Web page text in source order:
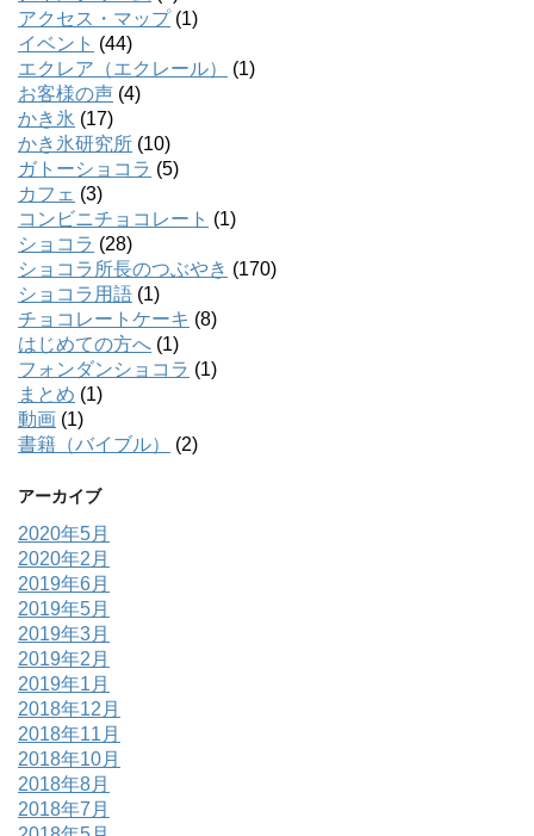
アクセス・マップ(1)
イベント (44)
エクレア（エクレール）
(1)
お客様の声 (4)
かき氷 (17)
かき氷研究所 (10)
ガトーショコラ (5)
カフェ (3)
コンビニチョコレート (1)
ショコラ (28)
ショコラ所長のつぶやき (170)
ショコラ用語 (1)
チョコレートケーキ (8)
はじめての方へ (1)
フォンダンショコラ (1)
まとめ (1)
動画 (1)
書籍（バイブル）
(2)
アーカイブ
2020年5月
2020年2月
2019年6月
2019年5月
2019年3月
2019年2月
2019年1月
2018年12月
2018年11月
2018年10月
2018年8月
2018年7月